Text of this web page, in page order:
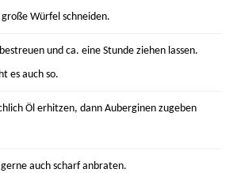
Würfel schneiden.
und ca. eine Stunde ziehen lassen.
es auch so.
Öl erhitzen, dann Auberginen zugeben
auch scharf anbraten.